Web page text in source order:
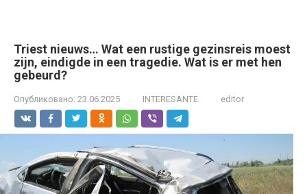
Triest nieuws… Wat een rustige gezinsreis moest
zijn, eindigde in een tragedie. Wat is er met hen
gebeurd?
Опубликовано: 23.06.2025 INTERESANTE editor